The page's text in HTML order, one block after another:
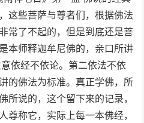
这些菩萨与尊者们，根据佛法
常了不起的，但是到底还是菩
本师释迦牟尼佛的，亲口所讲
依经不依论。第二依法不依
的佛法为标准。真正学佛，所
所说的，这个留下来的记录，
尊称它，实际上每一本佛经，